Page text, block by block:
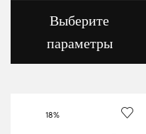
Выберите
параметры
18%